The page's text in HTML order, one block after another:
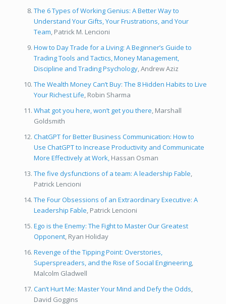
The 6 Types of Working Genius: A Better Way to
Understand Your Gifts, Your Frustrations, and Your
Team , Patrick M. Lencioni
How to Day Trade for a Living: A Beginner’s Guide to
Trading Tools and Tactics, Money Management,
Discipline and Trading Psychology, Andrew Aziz
The Wealth Money Can’t Buy: The 8 Hidden Habits to Live
Your Richest Life , Robin Sharma
What got you here, won’t get you there , Marshall
Goldsmith
ChatGPT for Better Business Communication: How to
Use ChatGPT to Increase Productivity and Communicate
More Effectively at Work, Hassan Osman
The five dysfunctions of a team: A leadership Fable
Patrick Lencioni
The Four Obsessions of an Extraordinary Executive: A
Leadership Fable , Patrick Lencioni
Ego is the Enemy: The Fight to Master Our Greatest
Opponent, Ryan Holiday
Revenge of the Tipping Point: Overstories,
Superspreaders, and the Rise of Social Engineering,
Malcolm Gladwell
Can’t Hurt Me: Master Your Mind and Defy the Odds
David Goggins